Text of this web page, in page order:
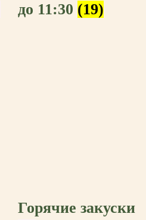
до 11:30 (19)
Горячие закуски